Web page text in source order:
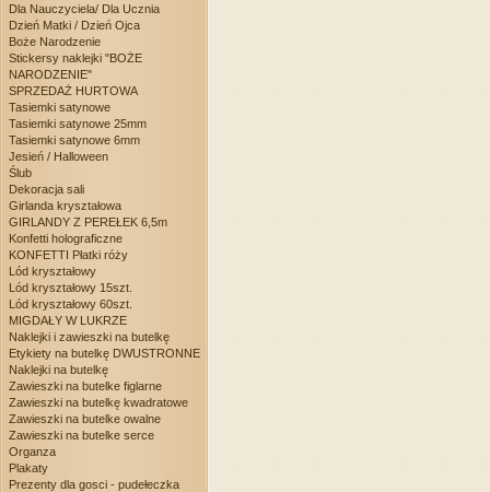
Dla Nauczyciela/ Dla Ucznia
Dzień Matki / Dzień Ojca
Boże Narodzenie
Stickersy naklejki "BOŻE
NARODZENIE"
SPRZEDAŻ HURTOWA
Tasiemki satynowe
Tasiemki satynowe 25mm
Tasiemki satynowe 6mm
Jesień / Halloween
Ślub
Dekoracja sali
Girlanda kryształowa
GIRLANDY Z PEREŁEK 6,5m
Konfetti holograficzne
KONFETTI Płatki róży
Lód kryształowy
Lód kryształowy 15szt.
Lód kryształowy 60szt.
MIGDAŁY W LUKRZE
Naklejki i zawieszki na butelkę
Etykiety na butelkę DWUSTRONNE
Naklejki na butelkę
Zawieszki na butelke figlarne
Zawieszki na butelkę kwadratowe
Zawieszki na butelke owalne
Zawieszki na butelke serce
Organza
Plakaty
Prezenty dla gosci - pudełeczka